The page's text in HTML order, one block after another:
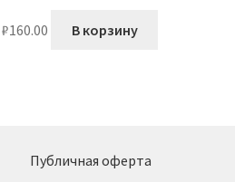
₽160.00 В корзину
Публичная оферта